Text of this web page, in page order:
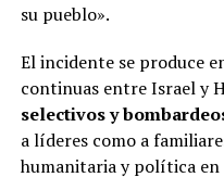
su pueblo».
El incidente se produce
continuas entre Israel y
selectivos y
a líderes como a
humanitaria y política en